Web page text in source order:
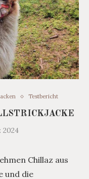
Testbericht
2024
Chillaz aus
und die